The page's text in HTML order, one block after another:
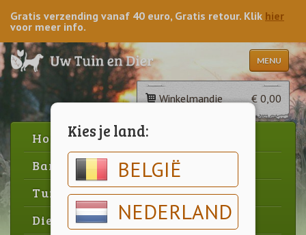
Kies je land:
BELGIË
NEDERLAND
Gratis verzending vanaf 40 euro, Gratis retour. Klik hier
voor meer info.
MENU
Winkelmandje € 0,00
Home
Barbecue
Tuin
Dier